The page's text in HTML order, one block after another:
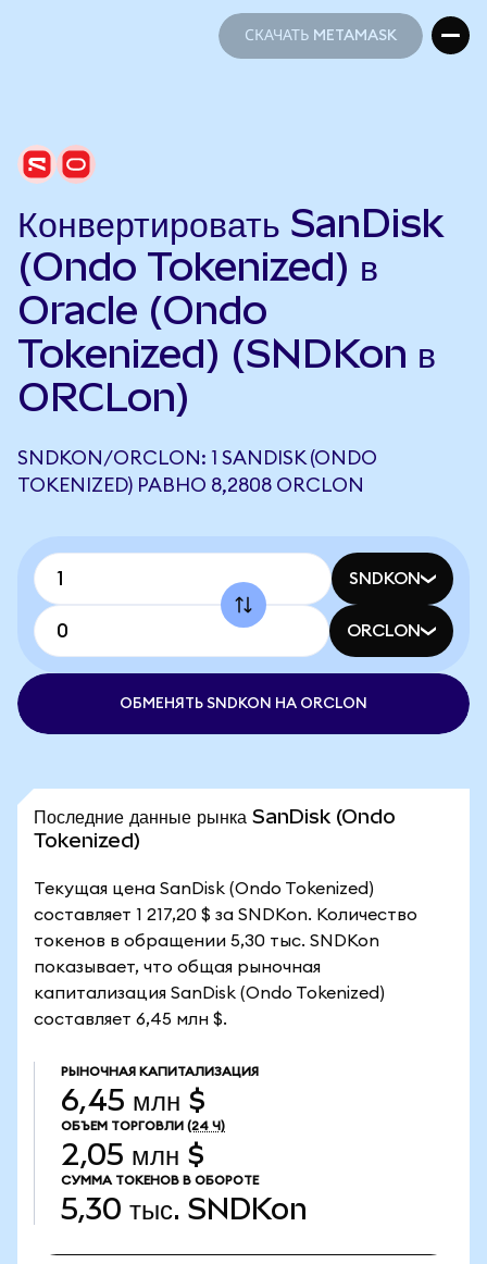
СКАЧАТЬ METAMASK
Конвертировать SanDisk
(Ondo Tokenized) в
Oracle (Ondo
Tokenized) (SNDKon в
ORCLon)
SNDKON/ORCLON: 1 SANDISK (ONDO
TOKENIZED) РАВНО 8,2808 ORCLON
SNDKON
ORCLON
ОБМЕНЯТЬ SNDKON НА ORCLON
Последние данные рынка SanDisk (Ondo
Tokenized)
Текущая цена SanDisk (Ondo Tokenized)
составляет 1 217,20 $ за SNDKon. Количество
токенов в обращении 5,30 тыс. SNDKon
показывает, что общая рыночная
капитализация SanDisk (Ondo Tokenized)
составляет 6,45 млн $.
РЫНОЧНАЯ КАПИТАЛИЗАЦИЯ
6,45 млн $
ОБЪЕМ ТОРГОВЛИ (24 Ч)
2,05 млн $
СУММА ТОКЕНОВ В ОБОРОТЕ
5,30 тыс. SNDKon